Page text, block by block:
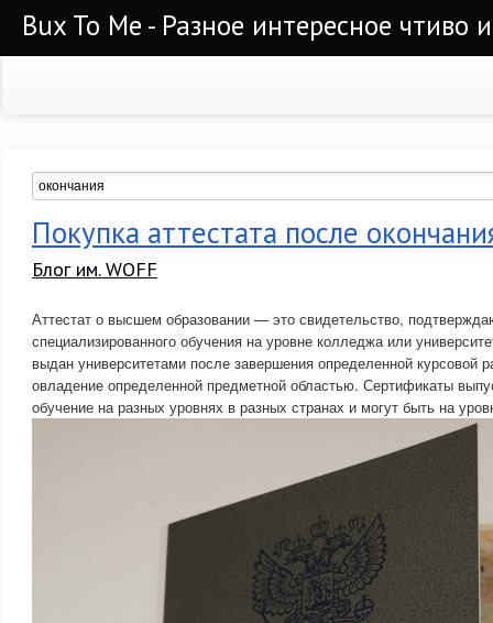
Bux To Me - Разное интересное чтиво
Покупка аттестата после
Блог им. WOFF
Аттестат о высшем образовании — это свидетельство,
специализированного обучения на уровне колледжа или
выдан университетами после завершения определенной курсовой
овладение определенной предметной областью. Сертификаты
обучение на разных уровнях в разных странах и могут быть на